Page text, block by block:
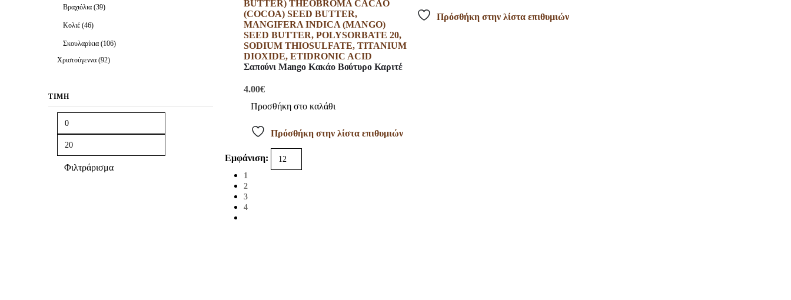
Σαπούνι Mango Kακάο Βούτυρο Καριτέ
4.00€
Προσθήκη στο καλάθι
Πρόσθήκη στην λίστα επιθυμιών
Πρόσθήκη στην λίστα επιθυμιών
Εμφάνιση:
1
2
3
4
Βραχιόλια (39)
Κολιέ (46)
Σκουλαρίκια (106)
Χριστούγεννα (92)
ΤΙΜΉ
Φιλτράρισμα